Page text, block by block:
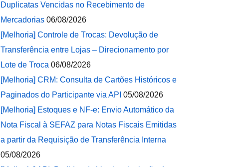
Duplicatas Vencidas no Recebimento de
Mercadorias 06/08/2026
[Melhoria] Controle de Trocas: Devolução de
Transferência entre Lojas – Direcionamento por
Lote de Troca 06/08/2026
[Melhoria] CRM: Consulta de Cartões Históricos e
Paginados do Participante via API 05/08/2026
[Melhoria] Estoques e NF-e: Envio Automático da
Nota Fiscal à SEFAZ para Notas Fiscais Emitidas
a partir da Requisição de Transferência Interna
05/08/2026